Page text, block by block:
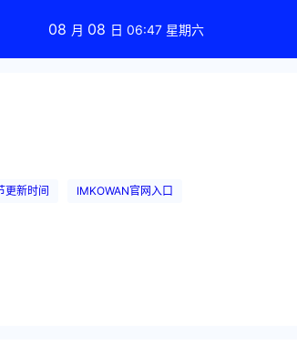
08 月 08 日 06:47 星期六
更新时间 IMKOWAN官网入口